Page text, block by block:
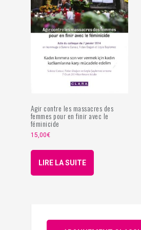
Agir contre les massacres des
femmes pour en finir avec le
féminicide
15,00€
LIRE LA SUITE